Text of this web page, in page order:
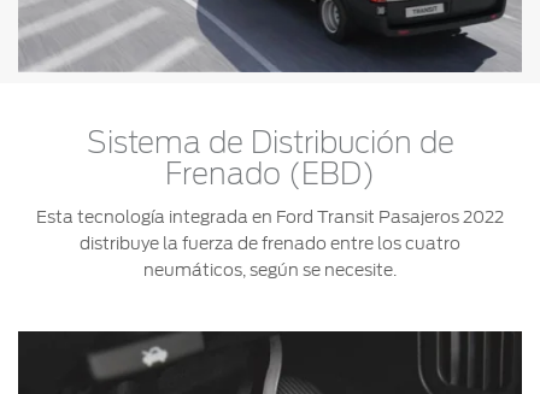
Sistema de Distribución de
Frenado (EBD)
Esta tecnología integrada en Ford Transit Pasajeros 2022
distribuye la fuerza de frenado entre los cuatro
neumáticos, según se necesite.